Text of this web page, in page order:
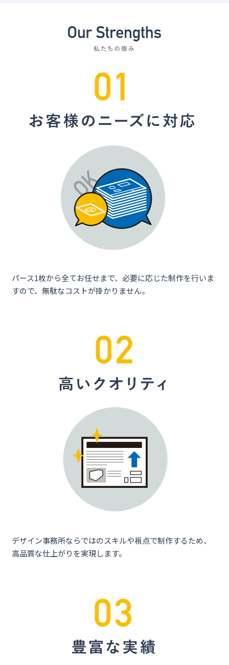
パース1枚から全てお任せまで、必要に応じた制作を行いま
すので、無駄なコストが掛かりません。
デザイン事務所ならではのスキルや視点で制作するため、
高品質な仕上がりを実現します。